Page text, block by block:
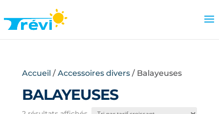
Accueil / Accessoires divers/ Balayeuses
BALAYEUSES